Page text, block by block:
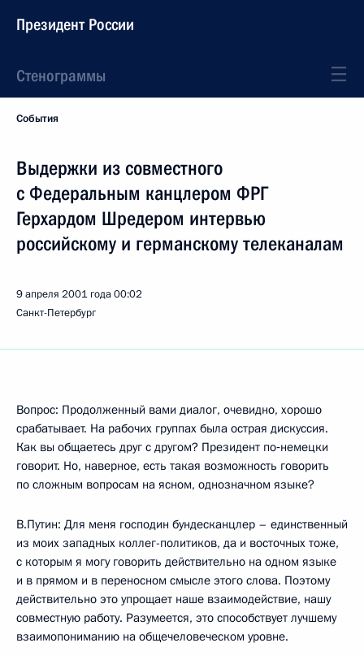
Президент России
Стенограммы
События
Выдержки из совместного
с Федеральным канцлером ФРГ
Герхардом Шредером интервью
российскому и германскому телеканалам
9 апреля 2001 года00:02
Санкт-Петербург
Вопрос: Продолженный вами диалог, очевидно, хорошо
срабатывает. На рабочих группах была острая дискуссия.
Как вы общаетесь друг с другом? Президент по‑немецки
говорит. Но, наверное, есть такая возможность говорить
по сложным вопросам на ясном, однозначном языке?
В.Путин: Для меня господин бундесканцлер – единственный
из моих западных коллег-политиков, да и восточных тоже,
с которым я могу говорить действительно на одном языке
и в прямом и в переносном смысле этого слова. Поэтому
действительно это упрощает наше взаимодействие, нашу
совместную работу. Разумеется, это способствует лучшему
взаимопониманию на общечеловеческом уровне.